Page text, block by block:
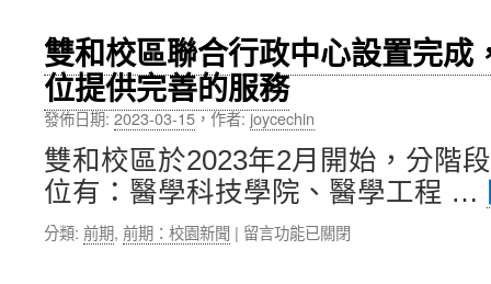
石
墨
烯
量
子
點
複
合
支
架
班
黎
阮
國
慶
（Khanh
Lee）
助
教
醫
大
體
系
事
業
發
展
共
識
雙和校區聯合行政中心設置完成
位提供完善的服務
發佈日期:2023-03-15，作者: joycechin
雙和校區於2023年2月開始，分階
位有：醫學科技學院、醫學工程 …
分類: 前期, 前期：校園新聞 | 在
留言功能已關閉